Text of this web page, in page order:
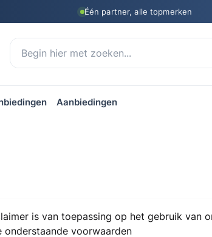
Één partner, alle topmerken
Aanbiedingen
is van toepassing op het gebruik van
voorwaarden